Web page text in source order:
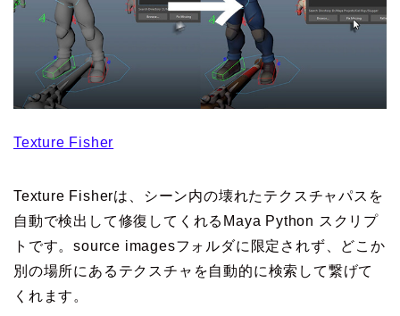
Texture Fisher
Texture Fisherは、シーン内の壊れたテクスチャパスを
自動で検出して修復してくれるMaya Python スクリプ
トです。source imagesフォルダに限定されず、どこか
別の場所にあるテクスチャを自動的に検索して繋げて
くれます。